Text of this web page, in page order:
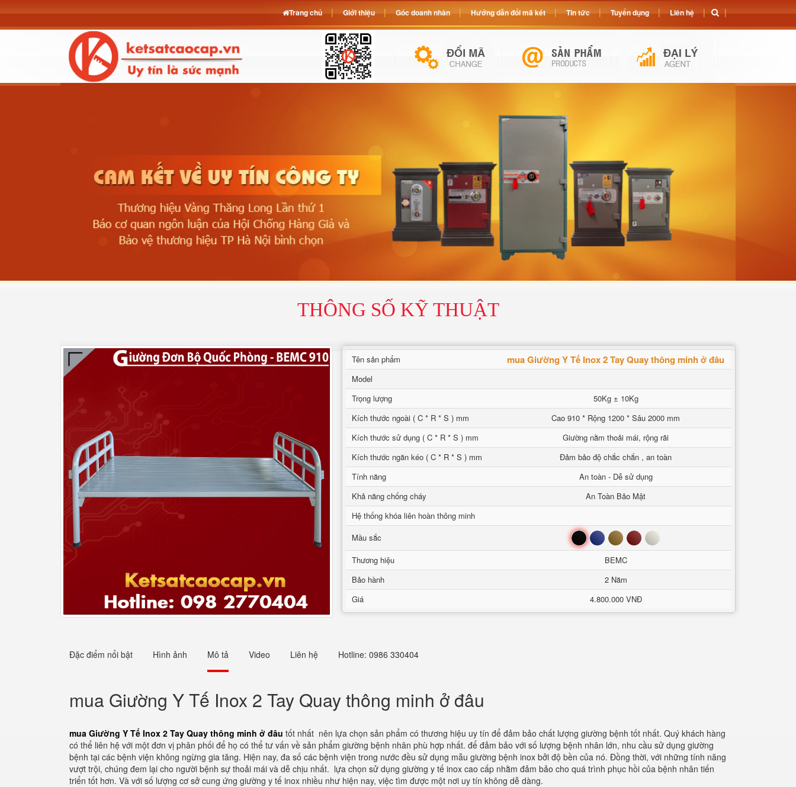
THÔNG SỐ KỸ THUẬT
Tên sản phẩm mua Giường Y Tế Inox 2 Tay Quay thông minh ở đâu
Model
Trọng lượng
50Kg ± 10Kg
Kích thước ngoài ( C * R * S ) mm
Cao 910 * Rộng 1200 * Sâu 2000 mm
Kích thước sử dụng ( C * R * S ) mm
Giường nằm thoải mái, rộng rãi
Kích thước ngăn kéo ( C * R * S ) mm
Đảm bảo độ chắc chắn , an toàn
Tính năng
An toàn - Dễ sử dụng
Khả năng chống cháy
An Toàn Bảo Mật
Hệ thống khóa liên hoàn thông minh
Mầu sắc
Đen Xanh Nâu Đỏ Trắng
Thương hiệu
BEMC
Bảo hành
2 Năm
Giá
4.800.000 VNĐ
Đặc điểm nổi bật Hình ảnh Mô tả Video Liên hệ Hotline: 0986 330404
mua Giường Y Tế Inox 2 Tay Quay thông minh ở đâu
mua Giường Y Tế Inox 2 Tay Quay thông minh ở đâu tốt nhất nên lựa chọn sản phẩm có thương hiệu uy tín để đảm bảo chất lượng giường bệnh tốt nhất. Quý khách hàng
có thể liên hệ với một đơn vị phân phối để họ có thể tư vấn về sản phẩm giường bệnh nhân phù hợp nhất. để đảm bảo với số lượng bệnh nhân lớn, nhu cầu sử dụng giường
bệnh tại các bệnh viện không ngừng gia tăng. Hiện nay, đa số các bệnh viện trong nước đều sử dụng mẫu giường bệnh inox bởi độ bền của nó. Đồng thời, với những tính năng
vượt trội, chúng đem lại cho người bệnh sự thoải mái và dễ chịu nhất. lựa chọn sử dụng giường y tế inox cao cấp nhằm đảm bảo cho quá trình phục hồi của bệnh nhân tiến
triển tốt hơn. Và với số lượng cơ sở cung ứng giường y tế inox nhiều như hiện nay, việc tìm được một nơi uy tín không dễ dàng.
Trang chủ Giới thiệu Góc doanh nhân Hướng dẫn đổi mã két Tin tức Tuyển dụng Liên hệ